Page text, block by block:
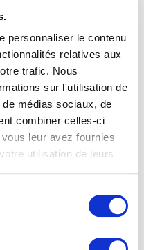
personnaliser le contenu
relatives aux
trafic. Nous
sur l'utilisation de
médias sociaux, de
combiner celles-ci
leur avez fournies
utilisation de leurs
est
pour
les
des
Sessi
on
est
pour
Sessi
on
Persi